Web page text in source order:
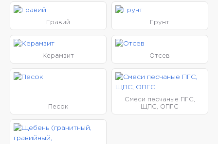
Гравий Грунт
Керамзит Отсев
Песок
Смеси песчаные ПГС,
ЩПС, ОПГС